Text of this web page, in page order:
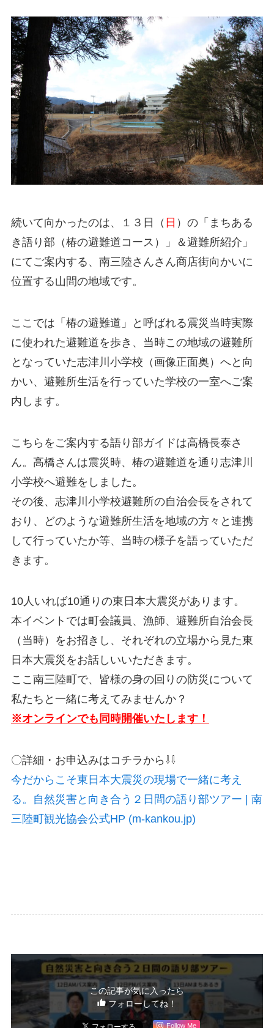
続いて向かったのは、１３日（ 日 ）の「まちある
き語り部（椿の避難道コース）」＆避難所紹介」
にてご案内する、南三陸さんさん商店街向かいに
位置する山間の地域です。
ここでは「椿の避難道」と呼ばれる震災当時実際
に使われた避難道を歩き、当時この地域の避難所
となっていた志津川小学校（画像正面奥）へと向
かい、避難所生活を行っていた学校の一室へご案
内します。
こちらをご案内する語り部ガイドは高橋長泰さ
ん。高橋さんは震災時、椿の避難道を通り志津川
小学校へ避難をしました。
その後、志津川小学校避難所の自治会長をされて
おり、どのような避難所生活を地域の方々と連携
して行っていたか等、当時の様子を語っていただ
きます。
10人いれば10通りの東日本大震災があります。
本イベントでは町会議員、漁師、避難所自治会長
（当時）をお招きし、それぞれの立場から見た東
日本大震災をお話しいいただきます。
ここ南三陸町で、皆様の身の回りの防災について
私たちと一緒に考えてみませんか？
※オンラインでも同時開催いたします！
〇詳細・お申込みはコチラから⇩⇩
今だからこそ東日本大震災の現場で一緒に考え
る。自然災害と向き合う２日間の語り部ツアー | 南
三陸町観光協会公式HP (m-kankou.jp)
この記事が気に入ったら
フォローしてね！
Follow Me